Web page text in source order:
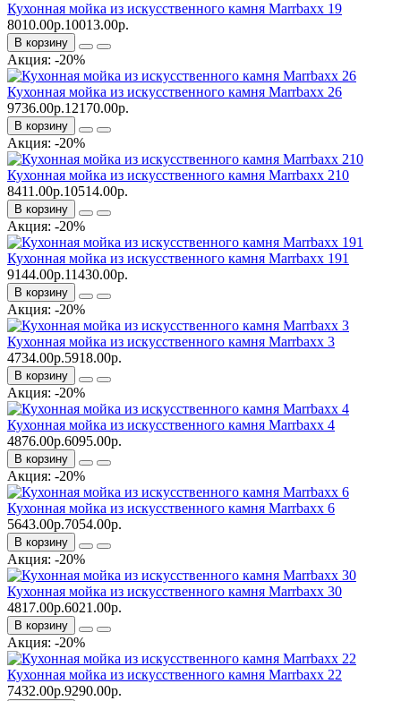
Кухонная мойка из искусственного камня Marrbaxx 19
8010.00р.10013.00р.
В корзину
Акция: -20%
Кухонная мойка из искусственного камня Marrbaxx 26
9736.00р.12170.00р.
В корзину
Акция: -20%
Кухонная мойка из искусственного камня Marrbaxx 210
8411.00р.10514.00р.
В корзину
Акция: -20%
Кухонная мойка из искусственного камня Marrbaxx 191
9144.00р.11430.00р.
В корзину
Акция: -20%
Кухонная мойка из искусственного камня Marrbaxx 3
4734.00р.5918.00р.
В корзину
Акция: -20%
Кухонная мойка из искусственного камня Marrbaxx 4
4876.00р.6095.00р.
В корзину
Акция: -20%
Кухонная мойка из искусственного камня Marrbaxx 6
5643.00р.7054.00р.
В корзину
Акция: -20%
Кухонная мойка из искусственного камня Marrbaxx 30
4817.00р.6021.00р.
В корзину
Акция: -20%
Кухонная мойка из искусственного камня Marrbaxx 22
7432.00р.9290.00р.